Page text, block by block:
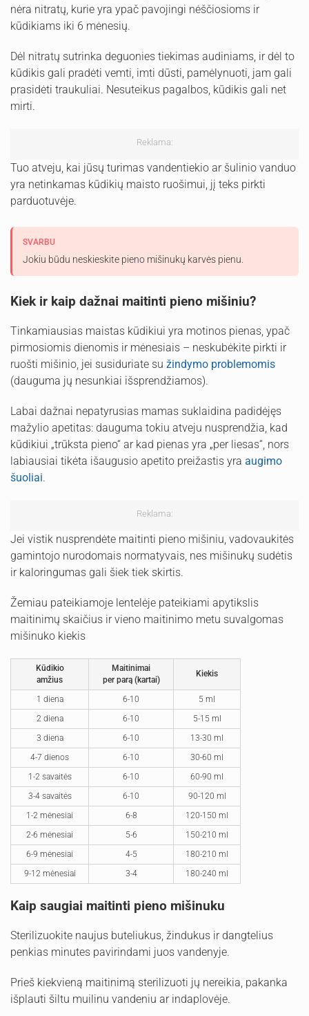
nėra nitratų, kurie yra ypač pavojingi nėščiosioms ir
kūdikiams iki 6 mėnesių.
Dėl nitratų sutrinka deguonies tiekimas audiniams, ir dėl to
kūdikis gali pradėti vemti, imti dūsti, pamėlynuoti, jam gali
prasidėti traukuliai. Nesuteikus pagalbos, kūdikis gali net
mirti.
Reklama:
Tuo atveju, kai jūsų turimas vandentiekio ar šulinio vanduo
yra netinkamas kūdikių maisto ruošimui, jį teks pirkti
parduotuvėje.
SVARBU
Jokiu būdu neskieskite pieno mišinukų karvės pienu.
Kiek ir kaip dažnai maitinti pieno mišiniu?
Tinkamiausias maistas kūdikiui yra motinos pienas, ypač
pirmosiomis dienomis ir mėnesiais – neskubėkite pirkti ir
ruošti mišinio, jei susiduriate su žindymo problemomis
(dauguma jų nesunkiai išsprendžiamos).
Labai dažnai nepatyrusias mamas suklaidina padidėjęs
mažylio apetitas: dauguma tokiu atveju nusprendžia, kad
kūdikiui „trūksta pieno“ ar kad pienas yra „per liesas“, nors
labiausiai tikėta išaugusio apetito preižastis yra augimo
šuoliai.
Reklama:
Jei vistik nusprendėte maitinti pieno mišiniu, vadovaukitės
gamintojo nurodomais normatyvais, nes mišinukų sudėtis
ir kaloringumas gali šiek tiek skirtis.
Žemiau pateikiamoje lentelėje pateikiami apytikslis
maitinimų skaičius ir vieno maitinimo metu suvalgomas
mišinuko kiekis
Kūdikio
amžius
Maitinimai
per parą (kartai)
Kiekis
1 diena 6-10
5 ml
2 diena
6-10
5-15 ml
3 diena
6-10
13-30 ml
4-7 dienos
6-10
30-60 ml
1-2 savaitės
6-10
60-90 ml
3-4 savaitės
6-10
90-120 ml
1-2 mėnesiai
6-8
120-150 ml
2-6 mėnesiai
5-6
150-210 ml
6-9 mėnesiai
4-5
180-210 ml
9-12 mėnesiai
3-4 180-240 ml
Kaip saugiai maitinti pieno mišinuku
Sterilizuokite naujus buteliukus, žindukus ir dangtelius
penkias minutes pavirindami juos vandenyje.
Prieš kiekvieną maitinimą sterilizuoti jų nereikia, pakanka
išplauti šiltu muilinu vandeniu ar indaplovėje.